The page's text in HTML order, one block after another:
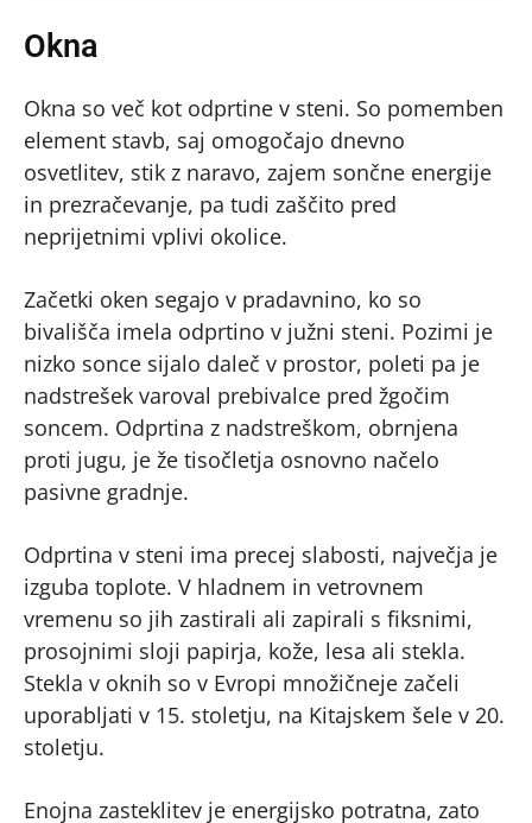
Okna
Okna so več kot odprtine v steni. So pomemben
element stavb, saj omogočajo dnevno
osvetlitev, stik z naravo, zajem sončne energije
in prezračevanje, pa tudi zaščito pred
neprijetnimi vplivi okolice.
Začetki oken segajo v pradavnino, ko so
bivališča imela odprtino v južni steni. Pozimi je
nizko sonce sijalo daleč v prostor, poleti pa je
nadstrešek varoval prebivalce pred žgočim
soncem. Odprtina z nadstreškom, obrnjena
proti jugu, je že tisočletja osnovno načelo
pasivne gradnje.
Odprtina v steni ima precej slabosti, največja je
izguba toplote. V hladnem in vetrovnem
vremenu so jih zastirali ali zapirali s fiksnimi,
prosojnimi sloji papirja, kože, lesa ali stekla.
Stekla v oknih so v Evropi množičneje začeli
uporabljati v 15. stoletju, na Kitajskem šele v 20.
stoletju.
Enojna zasteklitev je energijsko potratna, zato